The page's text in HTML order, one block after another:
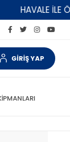
HAVALE İLE
GİRİŞ YAP